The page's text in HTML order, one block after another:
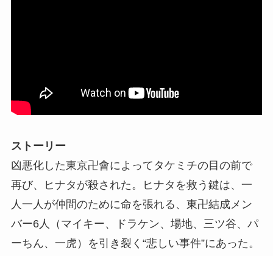
ストーリー
凶悪化した東京卍會によってタケミチの目の前で
再び、ヒナタが殺された。ヒナタを救う鍵は、一
人一人が仲間のために命を張れる、東卍結成メン
バー6人（マイキー、ドラケン、場地、三ツ谷、パ
ーちん、一虎）を引き裂く“悲しい事件”にあった。